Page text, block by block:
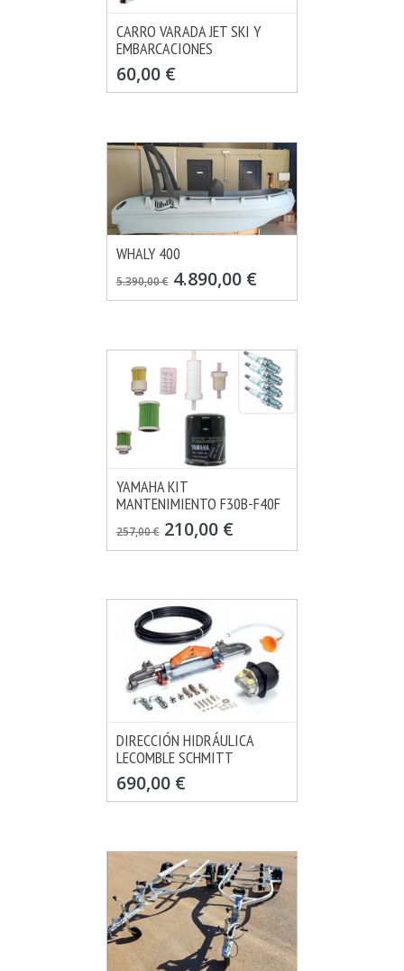
VER OPCIONES
CARRO VARADA JET SKI Y
EMBARCACIONES
60,00 €
VER OPCIONES
WHALY 400
5.390,00 € 4.890,00 €
CONSULTAR MÁS INFO
YAMAHA KIT
MANTENIMIENTO F30B-F40F
257,00 € 210,00 €
VER OPCIONES
DIRECCIÓN HIDRÁULICA
LECOMBLE SCHMITT
690,00 €